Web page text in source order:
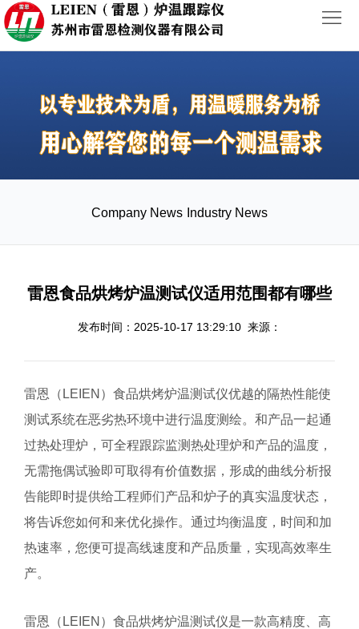
ABOUT
PRODUCTS
NEWS
Company News Industry News
雷恩食品烘烤炉温测试仪适用范围都有哪些
发布时间：2025-10-17 13:29:10 来源：
雷恩（ LEIEN ）食品烘烤炉温测试仪优越的隔热性能使
测试系统在恶劣热环境中进行温度测绘。和产品一起通
过热处理炉，可全程跟踪监测热处理炉和产品的温度，
无需拖偶试验即可取得有价值数据，形成的曲线分析报
告能即时提供给工程师们产品和炉子的真实温度状态，
将告诉您如何和来优化操作。通过均衡温度，时间和加
热速率，您便可提高线速度和产品质量，实现高效率生
产。
雷恩（ LEIEN ） 食品烘烤炉温测试仪是一款高精度、高